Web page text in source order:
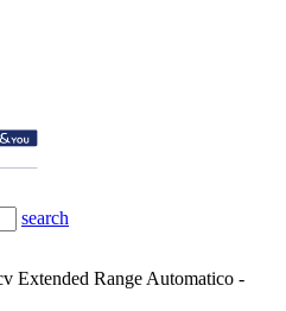
search
Extended Range Automatico -